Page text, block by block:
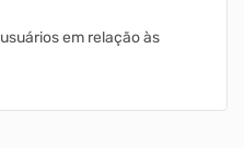
em relação às